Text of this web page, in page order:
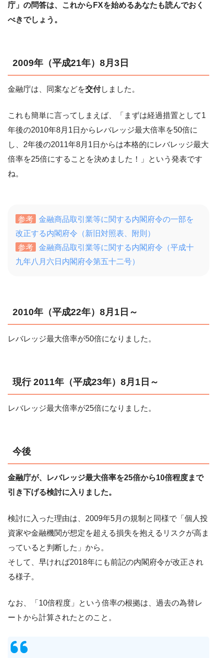
庁」の問答は、これからFXを始めるあなたも読んでおく
べきでしょう。
2009年（平成21年）8月3日
金融庁は、同案などを交付しました。
これも簡単に言ってしまえば、「まずは経過措置として1
年後の2010年8月1日からレバレッジ最大倍率を50倍に
し、2年後の2011年8月1日からは本格的にレバレッジ最大
倍率を25倍にすることを決めました！」という発表です
ね。
参考
金融商品取引業等に関する内閣府令の一部を
改正する内閣府令（新旧対照表、附則）
参考
金融商品取引業等に関する内閣府令（平成十
九年八月六日内閣府令第五十二号）
2010年（平成22年）8月1日～
レバレッジ最大倍率が50倍になりました。
現行 2011年（平成23年）8月1日～
レバレッジ最大倍率が25倍になりました。
今後
金融庁が、レバレッジ最大倍率を25倍から10倍程度まで
引き下げる検討に入りました。
検討に入った理由は、2009年5月の規制と同様で「個人投
資家や金融機関が想定を超える損失を抱えるリスクが高ま
っていると判断した」から。
そして、早ければ2018年にも前記の内閣府令が改正され
る様子。
なお、「10倍程度」という倍率の根拠は、過去の為替レ
ートから計算されたとのこと。